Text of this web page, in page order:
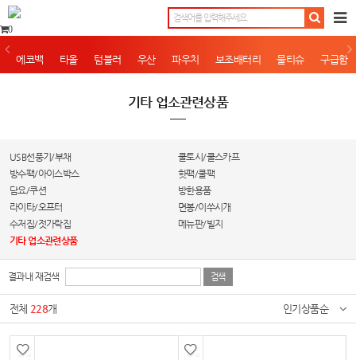
0
에코백 타올 텀블러 우산 파우치 보조배터리 물티슈 구급함
기타 업소관련상품
USB선풍기/부채
쿨토시/쿨스카프
방수팩/아이스박스
핫팩/쿨팩
담요/쿠션
방한용품
라이타/오프터
면봉/이쑤시개
수저집/젓가락집
메뉴판/빌지
기타 업소관련상품
결과내 재검색
전체 228개 인기상품순